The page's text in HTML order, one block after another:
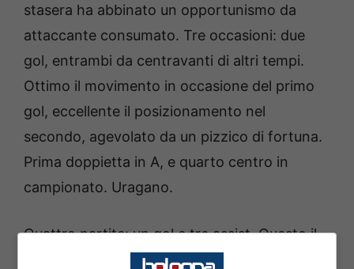
stasera ha abbinato un opportunismo da
attaccante consumato. Tre occasioni: due
gol, entrambi da centravanti di altri tempi.
Ottimo il movimento in occasione del primo
gol, eccellente il posizionamento nel
secondo, agevolato da un pizzico di fortuna.
Prima doppietta in A, e quarto centro in
campionato. Uragano.
Quattro partite: un gol e tre assist. Questo il
Holmin questo inizio di